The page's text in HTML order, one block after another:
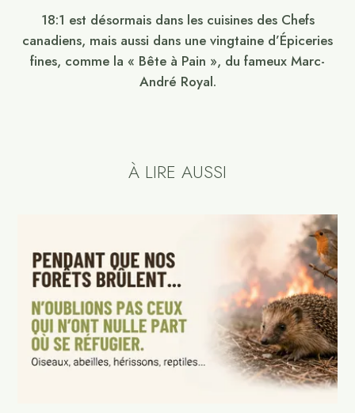
18:1 est désormais dans les cuisines des Chefs
canadiens, mais aussi dans une vingtaine d’Épiceries
fines, comme la « Bête à Pain », du fameux Marc-
André Royal.
À LIRE AUSSI